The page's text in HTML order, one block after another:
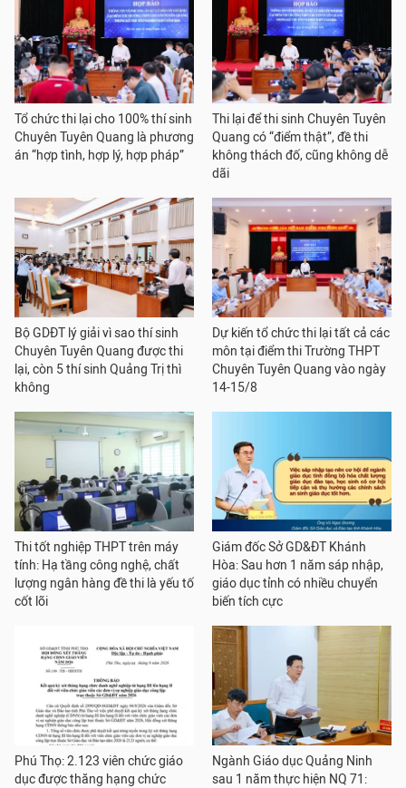
Tổ chức thi lại cho 100% thí sinh
Chuyên Tuyên Quang là phương
án “hợp tình, hợp lý, hợp pháp”
Thi lại để thi sinh Chuyên Tuyên
Quang có “điểm thật”, đề thi
không thách đố, cũng không dễ
dãi
Bộ GDĐT lý giải vì sao thí sinh
Chuyên Tuyên Quang được thi
lại, còn 5 thí sinh Quảng Trị thì
không
Dự kiến tổ chức thi lại tất cả các
môn tại điểm thi Trường THPT
Chuyên Tuyên Quang vào ngày
14-15/8
Thi tốt nghiệp THPT trên máy
tính: Hạ tầng công nghệ, chất
lượng ngân hàng đề thi là yếu tố
cốt lõi
Giám đốc Sở GD&ĐT Khánh
Hòa: Sau hơn 1 năm sáp nhập,
giáo dục tỉnh có nhiều chuyển
biến tích cực
Phú Thọ: 2.123 viên chức giáo
dục được thăng hạng chức
Ngành Giáo dục Quảng Ninh
sau 1 năm thực hiện NQ 71: